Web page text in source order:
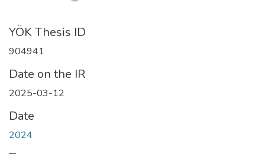
YÖK Thesis ID
904941
Date on the IR
2025-03-12
Date
2024